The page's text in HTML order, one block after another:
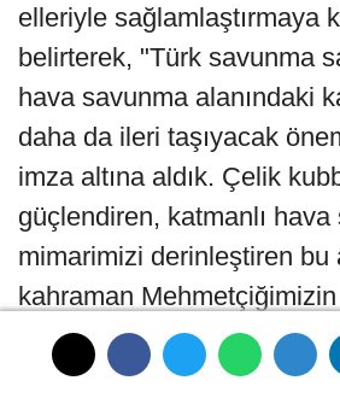
elleriyle sağlamlaştırmaya
belirterek, "Türk savunma
hava savunma alanındaki
daha da ileri taşıyacak
imza altına aldık. Çelik
güçlendiren, katmanlı
mimarimizi derinleştiren bu
kahraman Mehmetçiğimizin
artıracak, güvenliğimize
sağlayacaktır. Toplam